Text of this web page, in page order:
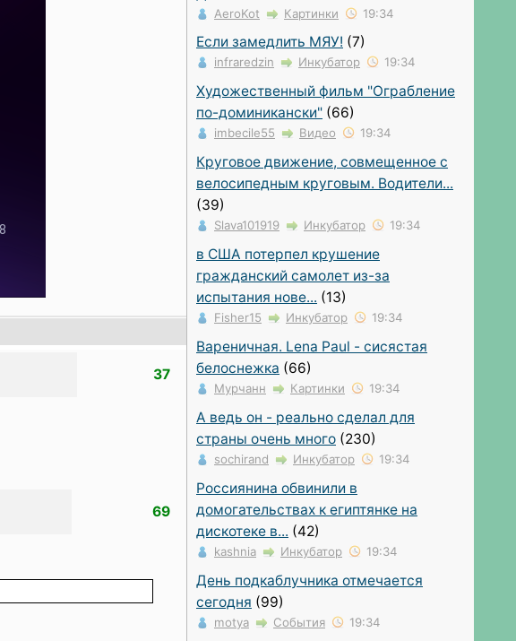
37
69
AeroKot Картинки 19:34
Если замедлить МЯУ! (7)
infraredzin Инкубатор 19:34
Художественный фильм "Ограбление
по-доминикански" (66)
imbecile55 Видео 19:34
Круговое движение, совмещенное с
велосипедным круговым. Водители...
(39)
Slava101919 Инкубатор 19:34
в США потерпел крушение
гражданский самолет из-за
испытания нове... (13)
Fisher15 Инкубатор 19:34
Вареничная. Lena Paul - сисястая
белоснежка (66)
Мурчанн Картинки 19:34
А ведь он - реально сделал для
страны очень много (230)
sochirand Инкубатор 19:34
Россиянина обвинили в
домогательствах к египтянке на
дискотеке в... (42)
kashnia Инкубатор 19:34
День подкаблучника отмечается
сегодня (99)
motya События 19:34